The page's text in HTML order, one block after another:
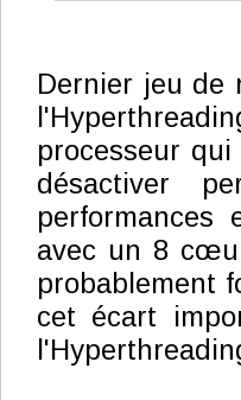
Dernier jeu de
processeur
désactiver
avec un 8
probablement
cet écart